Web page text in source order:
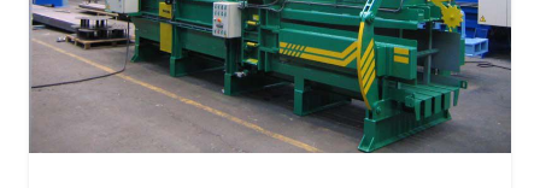
Despre noi